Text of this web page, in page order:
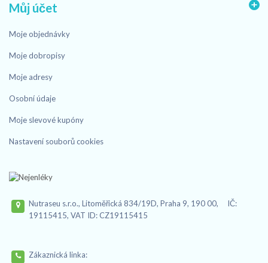
Můj účet
Moje objednávky
Moje dobropisy
Moje adresy
Osobní údaje
Moje slevové kupóny
Nastavení souborů cookies
Nutraseu s.r.o., Litoměřická 834/19D, Praha 9, 190 00, IČ:
19115415, VAT ID: CZ19115415
Zákaznická linka: